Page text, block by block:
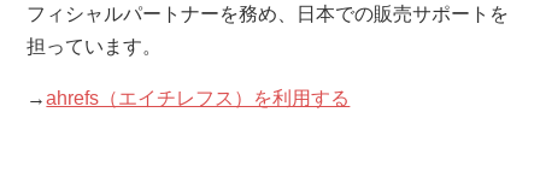
フィシャルパートナーを務め、日本での販売サポートを
担っています。
→ahrefs（エイチレフス）を利用する